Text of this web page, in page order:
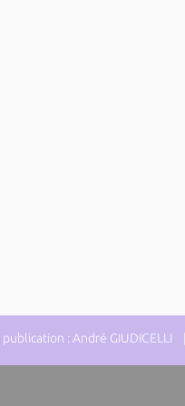
: André GIUDICELLI